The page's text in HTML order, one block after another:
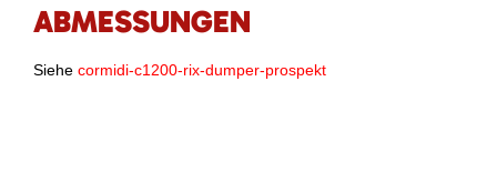
ABMESSUNGEN
Siehe cormidi-c1200-rix-dumper-prospekt